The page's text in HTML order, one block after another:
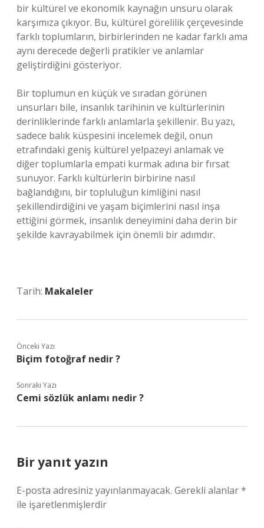
bir kültürel ve ekonomik kaynağın unsuru olarak
karşımıza çıkıyor. Bu, kültürel görelilik çerçevesinde
farklı toplumların, birbirlerinden ne kadar farklı ama
aynı derecede değerli pratikler ve anlamlar
geliştirdiğini gösteriyor.
Bir toplumun en küçük ve sıradan görünen
unsurları bile, insanlık tarihinin ve kültürlerinin
derinliklerinde farklı anlamlarla şekillenir. Bu yazı,
sadece balık küspesini incelemek değil, onun
etrafındaki geniş kültürel yelpazeyi anlamak ve
diğer toplumlarla empati kurmak adına bir fırsat
sunuyor. Farklı kültürlerin birbirine nasıl
bağlandığını, bir topluluğun kimliğini nasıl
şekillendirdiğini ve yaşam biçimlerini nasıl inşa
ettiğini görmek, insanlık deneyimini daha derin bir
şekilde kavrayabilmek için önemli bir adımdır.
Tarih: Makaleler
Önceki Yazı
Biçim fotoğraf nedir ?
Sonraki Yazı
Cemi sözlük anlamı nedir ?
Bir yanıt yazın
E-posta adresiniz yayınlanmayacak. Gerekli alanlar*
ile işaretlenmişlerdir